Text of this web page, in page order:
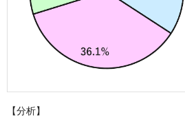
【分析】